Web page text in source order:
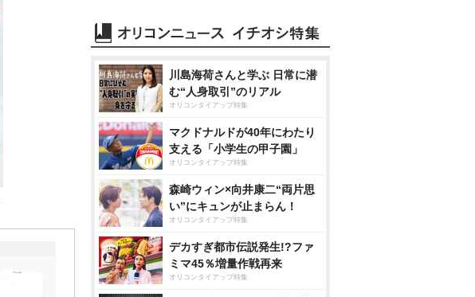
川島海荷さんと学ぶ 日常に潜
む“人身取引”のリアル
オリコンタイアップ特集
マクドナルドが40年にわたり
支える「小学生の甲子園」
オリコンタイアップ特集
森崎ウィン×向井康二“両片思
い”にキュンが止まらん！
オリコンタイアップ特集
デカすぎ都市伝説発生!?ファ
ミマ45％増量作戦再来
オリコンタイアップ特集